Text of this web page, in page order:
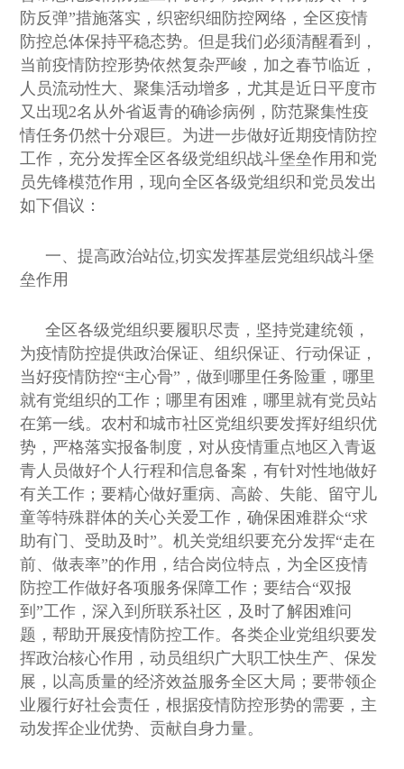
防反弹”措施落实，织密织细防控网络，全区疫情
防控总体保持平稳态势。但是我们必须清醒看到，
当前疫情防控形势依然复杂严峻，加之春节临近，
人员流动性大、聚集活动增多，尤其是近日平度市
又出现2名从外省返青的确诊病例，防范聚集性疫
情任务仍然十分艰巨。为进一步做好近期疫情防控
工作，充分发挥全区各级党组织战斗堡垒作用和党
员先锋模范作用，现向全区各级党组织和党员发出
如下倡议：
一、提高政治站位,切实发挥基层党组织战斗堡
垒作用
全区各级党组织要履职尽责，坚持党建统领，
为疫情防控提供政治保证、组织保证、行动保证，
当好疫情防控“主心骨”，做到哪里任务险重，哪里
就有党组织的工作；哪里有困难，哪里就有党员站
在第一线。农村和城市社区党组织要发挥好组织优
势，严格落实报备制度，对从疫情重点地区入青返
青人员做好个人行程和信息备案，有针对性地做好
有关工作；要精心做好重病、高龄、失能、留守儿
童等特殊群体的关心关爱工作，确保困难群众“求
助有门、受助及时”。机关党组织要充分发挥“走在
前、做表率”的作用，结合岗位特点，为全区疫情
防控工作做好各项服务保障工作；要结合“双报
到”工作，深入到所联系社区，及时了解困难问
题，帮助开展疫情防控工作。各类企业党组织要发
挥政治核心作用，动员组织广大职工快生产、保发
展，以高质量的经济效益服务全区大局；要带领企
业履行好社会责任，根据疫情防控形势的需要，主
动发挥企业优势、贡献自身力量。